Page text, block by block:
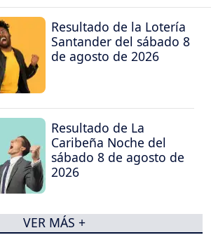
Resultado de la Lotería
Santander del sábado 8
de agosto de 2026
Resultado de La
Caribeña Noche del
sábado 8 de agosto de
2026
VER MÁS +